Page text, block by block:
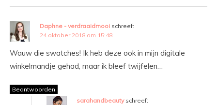
Daphne - verdraaidmooi schreef:
24 oktober 2018 om 15:48
Wauw die swatches! Ik heb deze ook in mijn digitale
winkelmandje gehad, maar ik bleef twijfelen…
Beantwoorden
sarahandbeauty schreef: